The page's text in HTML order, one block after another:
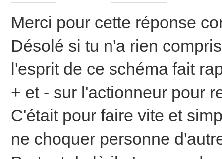
Merci pour cette réponse
Désolé si tu n'a rien
l'esprit de ce schéma fait
+ et - sur l'actionneur pour
C'était pour faire vite et
ne choquer personne